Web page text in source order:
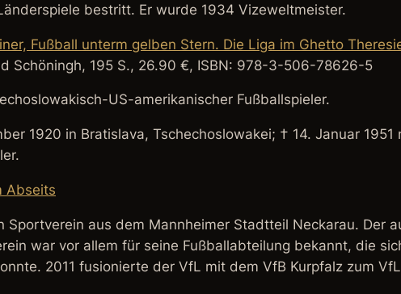
bestritt. Er wurde 1934 Vizeweltmeister.
Fußball unterm gelben Stern. Die Liga im Ghetto
Schöningh, 195 S., 26.90 €, ISBN: 978-3-506-78626-5
US-amerikanischer Fußballspieler.
1920 in Bratislava, Tschechoslowakei; † 14. Januar
Abseits
Sportverein aus dem Mannheimer Stadtteil Neckarau. Der
war vor allem für seine Fußballabteilung bekannt, die
2011 fusionierte der VfL mit dem VfB Kurpfalz zum